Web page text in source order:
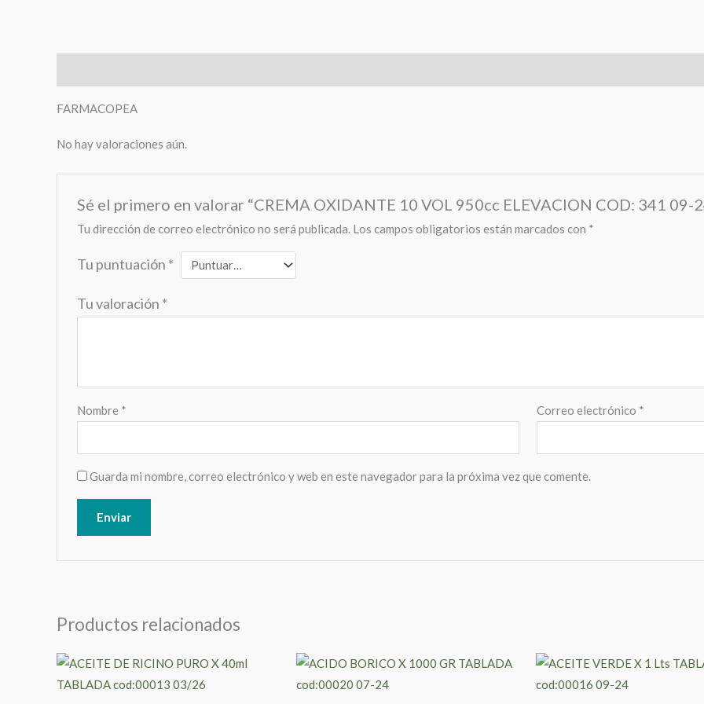
FARMACOPEA
No hay valoraciones aún.
Sé el primero en valorar “CREMA OXIDANTE 10 VOL 950cc ELEVACION COD: 341 09-
Tu dirección de correo electrónico no será publicada. Los campos obligatorios están marcados con *
Tu puntuación *
Tu valoración *
Nombre * Correo electrónico *
Guarda mi nombre, correo electrónico y web en este navegador para la próxima vez que comente.
Productos relacionados